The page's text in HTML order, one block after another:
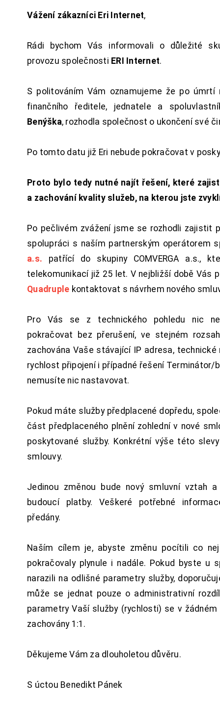
Vážení zákazníci Eri Internet,
Rádi bychom Vás informovali o důležité
provozu společnosti ERI Internet.
S politováním Vám oznamujeme že po úmrtí
finančního ředitele, jednatele a
Benýška, rozhodla společnost o ukončení své
Po tomto datu již Eri nebude pokračovat v
Proto bylo tedy nutné najít řešení, které
a zachování kvality služeb, na kterou jste
Po pečlivém zvážení jsme se rozhodli zajistit
spolupráci s naším partnerským operátorem
a.s. patřící do skupiny COMVERGA a.s.,
telekomunikací již 25 let. V nejbližší době Vás
Quadruple kontaktovat s návrhem nového
Pro Vás se z technického pohledu nic
pokračovat bez přerušení, ve stejném
zachována Vaše stávající IP adresa, technické
rychlost připojení i případné řešení Terminátor/
nemusíte nic nastavovat.
Pokud máte služby předplacené dopředu,
část předplaceného plnění zohlední v nové
poskytované služby. Konkrétní výše této
smlouvy.
Jedinou změnou bude nový smluvní vztah
budoucí platby. Veškeré potřebné
předány.
Naším cílem je, abyste změnu pocítili co
pokračovaly plynule i nadále. Pokud byste u
narazili na odlišné parametry služby,
může se jednat pouze o administrativní
parametry Vaší služby (rychlosti) se v
zachovány 1:1.
Děkujeme Vám za dlouholetou důvěru.
S úctou Benedikt Pánek